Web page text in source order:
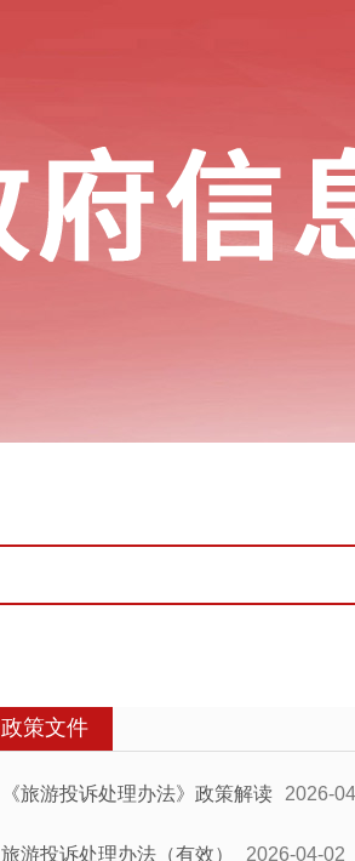
政策文件
《旅游投诉处理办法》政策解读 2026-
旅游投诉处理办法（有效） 2026-04-02